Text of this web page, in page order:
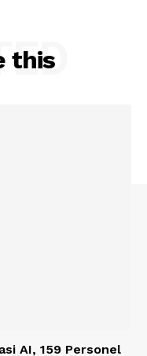
this
AI, 159 Personel